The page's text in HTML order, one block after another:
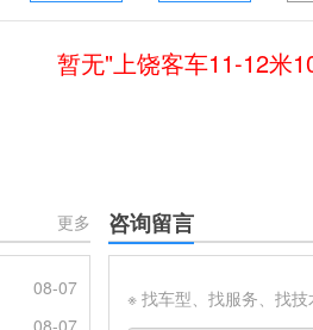
暂无"上饶客车11-12米
更多
08-07
08-07
咨询留言
※ 找车型、找服务、找